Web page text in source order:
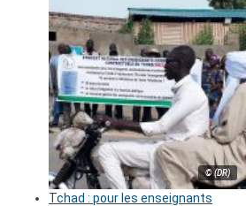
© (DR)
Tchad : pour les enseignants